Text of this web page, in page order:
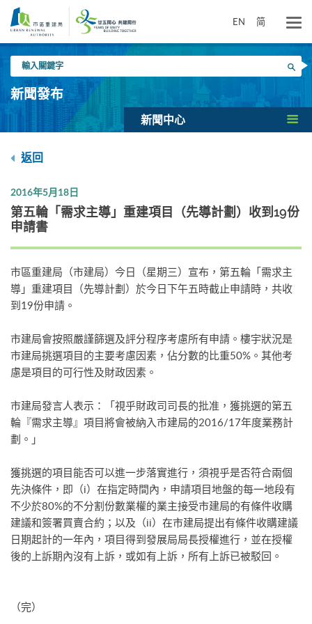
要
EN 简
入
關
鍵
搜尋
新聞發布
新聞中心
返回
2016年5月18日
第五輪「需求主導」重建項目（先導計劃）收到19份
申請書
市區重建局（市建局）今日（星期三）宣布，第五輪「需求主
導」重建項目（先導計劃）於今日下午五時截止申請時，共收
到19份申請。
市建局會按照嚴謹篩選及評分程序考慮所有申請。樓宇狀況是
市建局挑選項目的主要考慮因素，佔分數的比重50%。其他考
慮是項目的可行性及財政因素。
市建局發言人表示：「視乎財政司司長的批准，獲挑選的第五
輪『需求主導』項目將會被納入市建局的2016/17年度業務計
劃。」
獲挑選的項目能否可以進一步落實進行，須視乎是否符合兩個
先決條件，即（i）在指定時間內，申請項目地盤的每一地段有
不少於80%的不分割份數業權的業主接受市建局的有條件收購
建議和簽署買賣合約；以及（ii）在市建局提出有條件收購建議
日期起計的一年內，項目得到發展局局長授權進行，並在授權
後的上訴期內沒有上訴，或如有上訴，所有上訴已被駁回。
（完）